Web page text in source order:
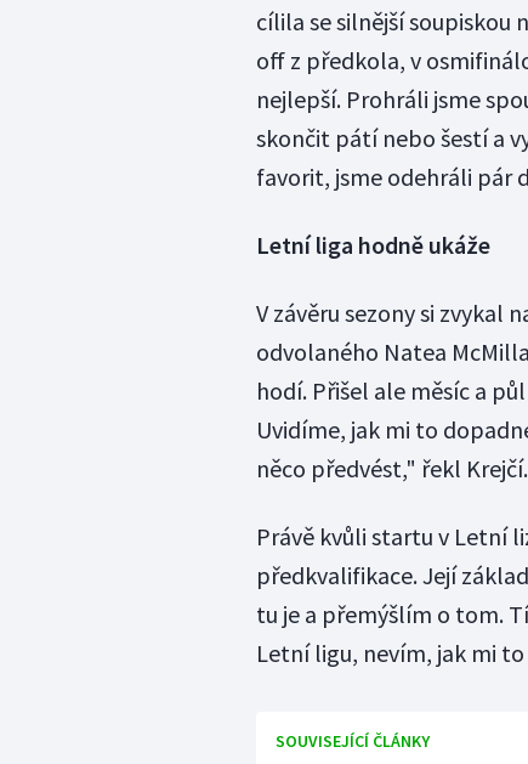
cílila se silnější
off z předkola, v
nejlepší. Prohráli jsme
skončit pátí nebo šestí a
favorit, jsme odehráli pár
Letní liga hodně ukáže
V závěru sezony si zvykal
odvolaného Natea
hodí. Přišel ale měsíc a
Uvidíme, jak mi to
něco předvést," řekl Krejčí.
Právě kvůli startu v Letní
předkvalifikace. Její
tu je a přemýšlím o tom.
Letní ligu, nevím, jak mi
SOUVISEJÍCÍ ČLÁNKY